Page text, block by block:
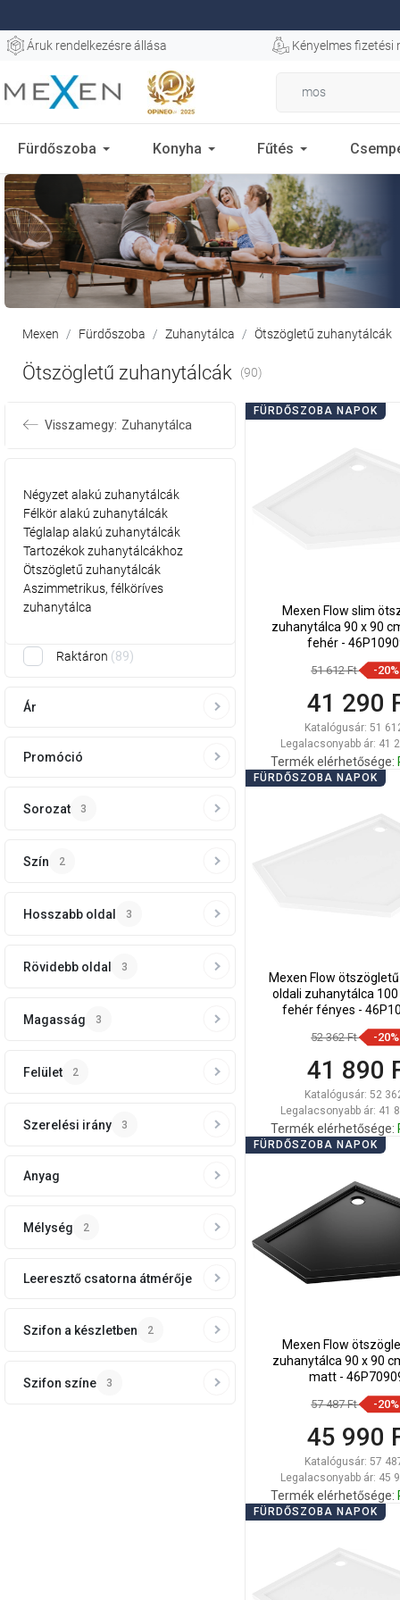
Áruk rendelkezésre állása Kényelmes fizetési
Fürdőszoba Konyha Fűtés
Mexen Fürdőszoba Zuhanytálca Ötszögletű zuhanytálcák
Ötszögletű zuhanytálcák (90)
Négyzet alakú zuhanytálcák
Félkör alakú zuhanytálcák
Téglalap alakú zuhanytálcák
Tartozékok zuhanytálcákhoz
Ötszögletű zuhanytálcák
Aszimmetrikus, félköríves
zuhanytálca
Raktáron 89
Ár
Promóció
Sorozat 3
Szín 2
Hosszabb oldal 3
Rövidebb oldal 3
Magasság 3
Felület 2
Szerelési irány 3
Anyag
Mélység 2
Leeresztő csatorna átmérője
Szifon a készletben 2
Szifon színe 3
Visszamegy: Zuhanytálca
FÜRDŐSZOBA NAPOK
Mexen Flow slim
zuhanytálca 90 x 90
fehér -
51 612 Ft -20%
41 290
Katalógusár: 51
Legalacsonyabb ár: 41
Termék elérhetősége:
favorite_border
FÜRDŐSZOBA NAPOK
Mexen Flow
oldali zuhanytálca 100
fehér fényes -
52 362 Ft -20%
41 890
Katalógusár: 52
Legalacsonyabb ár: 41
Termék elérhetősége:
favorite_border
Hasonlítsa
össze
FÜRDŐSZOBA NAPOK
Mexen Flow
zuhanytálca 90 x 90
matt -
57 487 Ft -20%
45 990
Katalógusár: 57
Legalacsonyabb ár: 45
Termék elérhetősége:
FÜRDŐSZOBA NAPOK